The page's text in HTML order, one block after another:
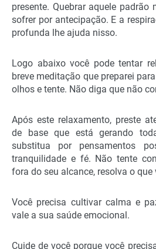
presente. Quebrar aquele padrão
sofrer por antecipação. E a
profunda lhe ajuda nisso.
Logo abaixo você pode tentar
breve meditação que preparei
olhos e tente. Não diga que não
Após este relaxamento, preste
de base que está gerando
substitua por pensamentos
tranquilidade e fé. Não tente
fora do seu alcance, resolva o que
Você precisa cultivar calma e
vale a sua saúde emocional.
Cuide de você porque você